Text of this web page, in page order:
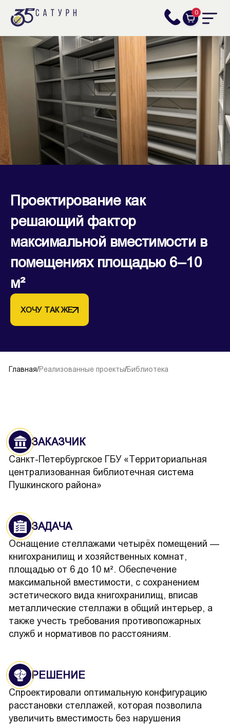
0
Проектирование как
решающий фактор
максимальной вместимости в
помещениях площадью 6–10
м²
ХОЧУ ТАК ЖЕ
Главная/Реализованные проекты/Библиотека
ЗАКАЗЧИК
Санкт-Петербургское ГБУ «Территориальная
централизованная библиотечная система
Пушкинского района»
ЗАДАЧА
Оснащение стеллажами четырёх помещений —
книгохранилищ и хозяйственных комнат,
площадью от 6 до 10 м². Обеспечение
максимальной вместимости, с сохранением
эстетического вида книгохранилищ, вписав
металлические стеллажи в общий интерьер, а
также учесть требования противопожарных
служб и нормативов по расстояниям.
РЕШЕНИЕ
Спроектировали оптимальную конфигурацию
расстановки стеллажей, которая позволила
увеличить вместимость без нарушения